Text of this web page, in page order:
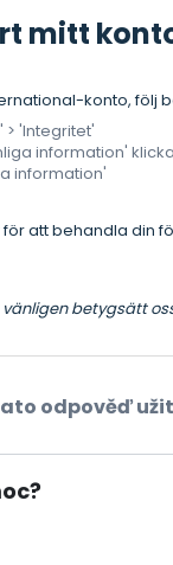
mitt
konto, följ
> 'Integritet'
information'
information'
att behandla din
betygsätt
odpověď